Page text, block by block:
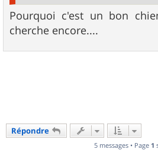
Pourquoi c'est un bon
cherche encore....
Répondre
5 messages • Page 1